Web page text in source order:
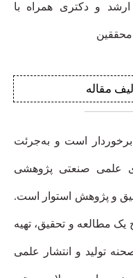
ارشد و دکتری همراه با
مقاله
است و به‌جرئت
علمی صنعتی پژوهشی
و پژوهش استوار است.
یک مطالعه و تحقیق، تهیه
تولید و انتشار علمی